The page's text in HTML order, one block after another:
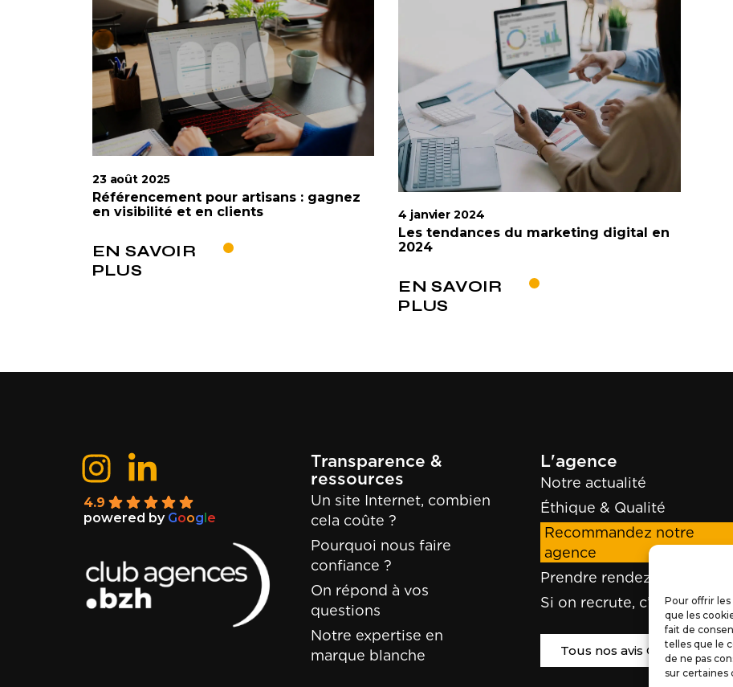
Pour offrir
que les
fait de
telles que le
de ne pas
sur certaines
23 août 2025
Référencement pour artisans : gagnez
en visibilité et en clients
EN SAVOIR
PLUS
4 janvier 2024
Les tendances du marketing digital en
2024
EN SAVOIR
PLUS
4.9
powered by Goog e
Transparence &
ressources
Un site Internet, combien
cela coûte ?
Pourquoi nous faire
confiance ?
On répond à vos
questions
Notre expertise en
marque blanche
L'agence
Notre actualité
Éthique & Qualité
Recommandez notre
agence
Prendre rendez-vous !
Si on recrute, c’est ici !
Tous nos avis Google